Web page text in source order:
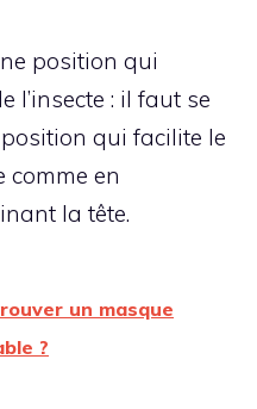
position qui
l’insecte : il faut se
qui facilite le
comme en
la tête.
un masque
?